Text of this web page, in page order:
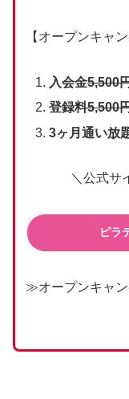
【オープンキャ
入会金5,500
登録料5,500
3ヶ月通い放
＼公式サ
ピラ
≫オープンキャン